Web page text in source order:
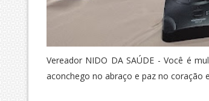
Vereador NIDO DA SAÚDE - Você é
aconchego no abraço e paz no coração